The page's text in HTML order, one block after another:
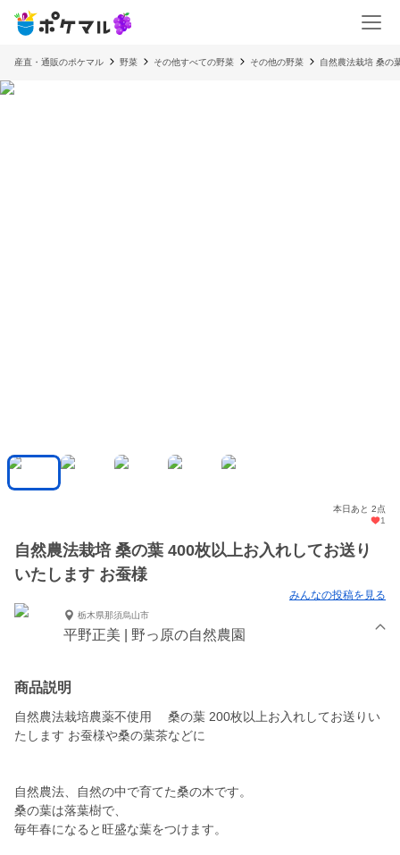
産直・通販のポケマル 野菜 その他すべての野菜 その他の野菜 自然農法栽培 桑の
本日あと 2点
1
自然農法栽培 桑の葉 400枚以上お入れしてお送り
いたします お蚕様
みんなの投稿を見る
栃木県那須烏山市
平野正美 | 野っ原の自然農園
商品説明
自然農法栽培農薬不使用 桑の葉 200枚以上お入れしてお送りい
たします お蚕様や桑の葉茶などに
自然農法、自然の中で育てた桑の木です。
桑の葉は落葉樹で、
毎年春になると旺盛な葉をつけます。